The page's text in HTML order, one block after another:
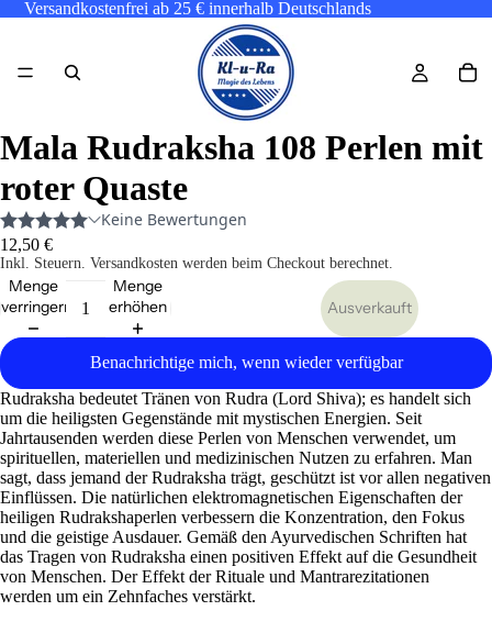
Versandkostenfrei ab 25 € innerhalb Deutschlands
Mala Rudraksha 108 Perlen mit
roter Quaste
12,50 €
Inkl. Steuern. Versandkosten werden beim Checkout berechnet.
Menge
verringern
Menge
erhöhen
Ausverkauft
Benachrichtige mich, wenn wieder verfügbar
Rudraksha bedeutet Tränen von Rudra (Lord Shiva); es handelt sich
um die heiligsten Gegenstände mit mystischen Energien. Seit
Jahrtausenden werden diese Perlen von Menschen verwendet, um
spirituellen, materiellen und medizinischen Nutzen zu erfahren. Man
sagt, dass jemand der Rudraksha trägt, geschützt ist vor allen negativen
Einflüssen. Die natürlichen elektromagnetischen Eigenschaften der
heiligen Rudrakshaperlen verbessern die Konzentration, den Fokus
und die geistige Ausdauer. Gemäß den Ayurvedischen Schriften hat
das Tragen von Rudraksha einen positiven Effekt auf die Gesundheit
von Menschen. Der Effekt der Rituale und Mantrarezitationen
werden um ein Zehnfaches verstärkt.